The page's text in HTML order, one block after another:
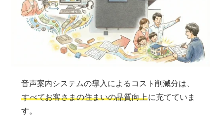
音声案内システムの導入によるコスト削減分は、
すべてお客さまの住まいの品質向上に充てていま
す。